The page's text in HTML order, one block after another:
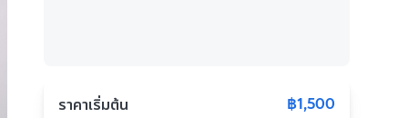
ราคาเริ่มต้น ฿1,500